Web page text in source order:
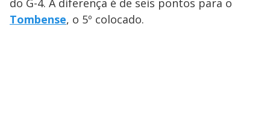
Tombense, o 5º colocado.